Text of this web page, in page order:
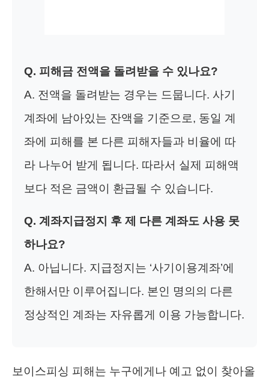
Q. 피해금 전액을 돌려받을 수 있나요?
A. 전액을 돌려받는 경우는 드뭅니다. 사기
계좌에 남아있는 잔액을 기준으로, 동일 계
좌에 피해를 본 다른 피해자들과 비율에 따
라 나누어 받게 됩니다. 따라서 실제 피해액
보다 적은 금액이 환급될 수 있습니다.
Q. 계좌지급정지 후 제 다른 계좌도 사용 못
하나요?
A. 아닙니다. 지급정지는 ‘사기이용계좌’에
한해서만 이루어집니다. 본인 명의의 다른
정상적인 계좌는 자유롭게 이용 가능합니다.
보이스피싱 피해는 누구에게나 예고 없이 찾아올